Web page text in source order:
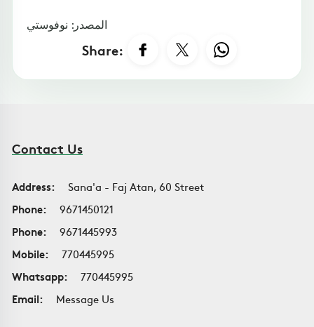
المصدر: نوفوستي
Share:
Contact Us
Address:
Sana'a - Faj Atan, 60 Street
Phone:
9671450121
Phone:
9671445993
Mobile:
770445995
Whatsapp:
770445995
Email:
Message Us